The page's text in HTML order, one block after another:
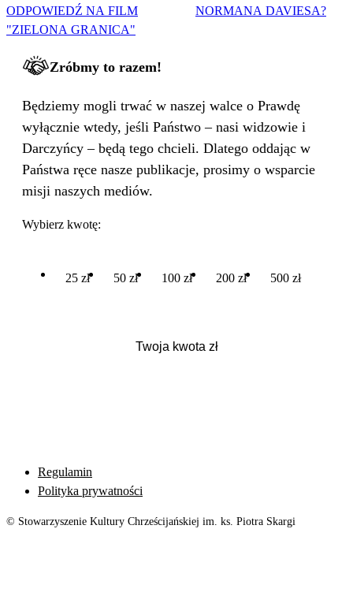
ODPOWIEDŹ NA FILM
"ZIELONA GRANICA"
NORMANA DAVIESA?
Zróbmy to razem!
Będziemy mogli trwać w naszej walce o Prawdę
wyłącznie wtedy, jeśli Państwo – nasi widzowie i
Darczyńcy – będą tego chcieli. Dlatego oddając w
Państwa ręce nasze publikacje, prosimy o wsparcie
misji naszych mediów.
Wybierz kwotę:
25 zł 50 zł 100 zł 200 zł 500 zł
Regulamin
Polityka prywatności
© Stowarzyszenie Kultury Chrześcijańskiej im. ks. Piotra Skargi